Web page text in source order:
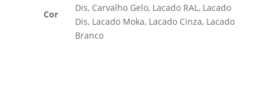
Cor
Dis, Carvalho Gelo, Lacado RAL, Lacado
Dis, Lacado Moka, Lacado Cinza, Lacado
Branco